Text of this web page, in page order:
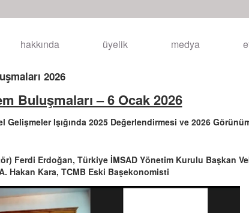
hakkında üyelik medya
2026
Buluşmaları – 6 Ocak 2026
Gelişmeler Işığında 2025 Değerlendirmesi ve 2026
Ferdi Erdoğan, Türkiye İMSAD Yönetim Kurulu Başkan
Hakan Kara, TCMB Eski Başekonomisti